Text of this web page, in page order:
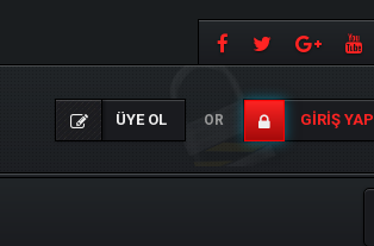
ÜYE OL OR GIRIŞ YAP